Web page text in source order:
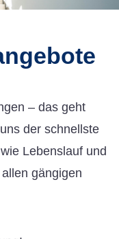
– das geht
der schnellste
Lebenslauf und
gängigen